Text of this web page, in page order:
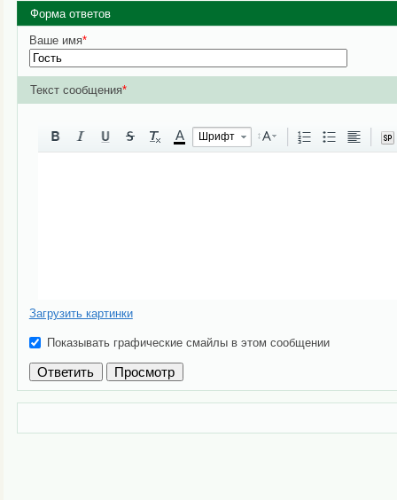
Форма ответов
Ваше имя*
Текст сообщения*
A Шрифт
Загрузить картинки
Показывать графические смайлы в этом сообщении